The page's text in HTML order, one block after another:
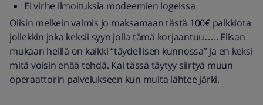
Ei virhe ilmoituksia modeemien logeissa
Olisin melkein valmis jo maksamaan tästä 100€ palkkiota
jollekkin joka keksii syyn jolla tämä korjaantuu….. Elisan
mukaan heillä on kaikki “täydellisen kunnossa” ja en keksi
mitä voisin enää tehdä. Kai tässä täytyy siirtyä muun
operaattorin palvelukseen kun multa lähtee järki.